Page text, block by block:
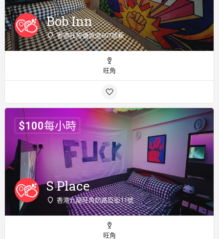
Bob Inn
香港旺角彌敦道607號新
旺角
S Place
香港九龍旺角奶路臣街11號
$100每小時
旺角